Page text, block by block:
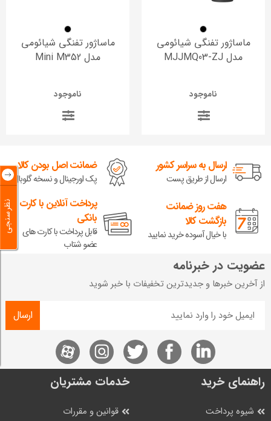
ماساژور تفنگی شیائومی
مدل MJJMQ03-ZJ
ناموجود
ماساژور تفنگی شیائومی
مدل Mini M352
ناموجود
ارسال به سراسر کشور
ارسال از طریق پست
ضمانت اصل بودن کالا
پک اورجینال و نسخه گلوبال
هفت روز ضمانت
بازگشت کالا
با خیال آسوده خرید نمایید
پرداخت آنلاین با کارت
بانکی
قابل پرداخت با کارت های
عضو شتاب
عضویت در خبرنامه
از آخرین خبرها و جدیدترین تخفیفات با خبر شوید
ارسال
راهنمای خرید
شیوه پرداخت
خدمات مشتریان
قوانین و مقررات
نظرسنجی